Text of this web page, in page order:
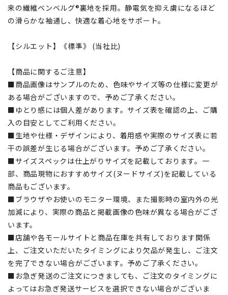
来の繊維ベンベルグ®裏地を採用。静電気を抑え虜になるほど
の滑らかな袖通し、快適な着心地をサポート。
【シルエット】《標準》 (当社比)
【商品に関するご注意】
■商品画像はサンプルのため、色味やサイズ等の仕様に変更が
ある場合がございますので、予めご了承ください。
■ゆとり感には個人差があります。サイズ表を確認の上、ご購
入の目安としてご利用ください。
■生地や仕様・デザインにより、着用感や実際のサイズ表に若
干の誤差が生じる場合がございます。予めご了承ください。
■サイズスペックは仕上がりサイズを記載しております。一
部、商品現物におすすめサイズ(ヌードサイズ)を記載している
商品もございます。
■ブラウザやお使いのモニター環境、また撮影時の室内外の光
加減により、実際の商品と掲載画像の色味が異なる場合がござ
います。
■店舗や各モールサイトと商品在庫を共有しております関係
上、ご注文いただいたタイミングにより欠品が発生し、ご注文
を完了できない場合がございます。予めご了承ください。
■お急ぎ発送のご注文につきましても、ご注文のタイミングに
よってはお急ぎ発送サービスを選択できない場合がございま